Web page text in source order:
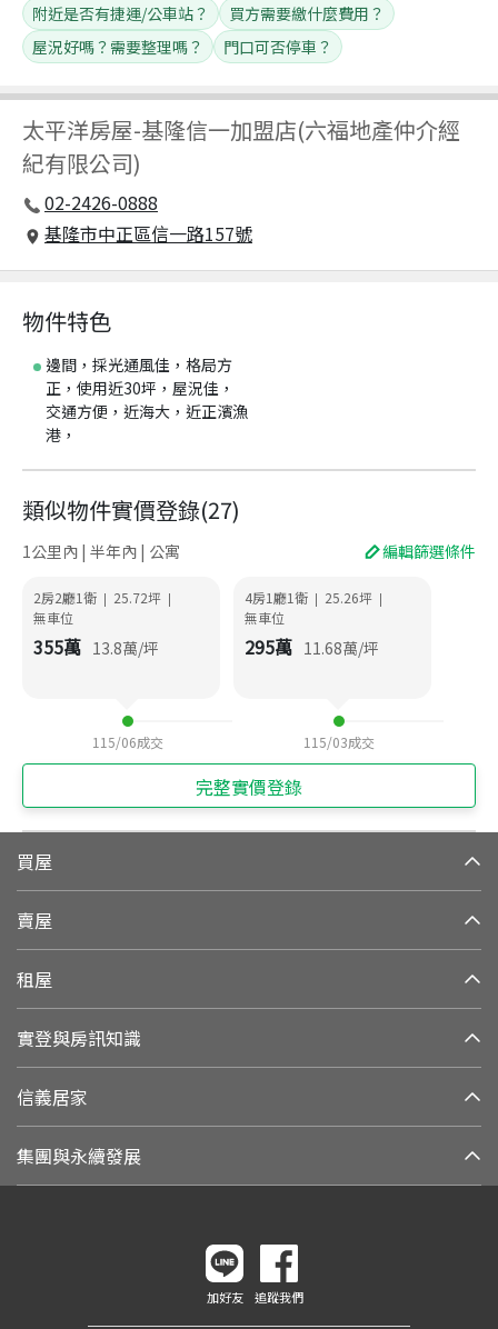
太平洋房屋-基隆信一加盟店(六福地產仲介經
紀有限公司)
02-2426-0888
基隆市中正區信一路157號
附近是否有捷運/公車站？
買方需要繳什麼費用？
屋況好嗎？需要整理嗎？
門口可否停車？
物件特色
邊間，採光通風佳，格局方
正，使用近30坪，屋況佳，
交通方便，近海大，近正濱漁
港，
類似物件實價登錄(27)
1公里內 | 半年內 | 公寓 編輯篩選條件
2房2廳1衛 | 25.72坪 |
無車位
355萬 13.8萬/坪
115/06成交
4房1廳1衛 | 25.26坪 |
無車位
295萬 11.68萬/坪
115/03成交
完整實價登錄
買屋
賣屋
租屋
實登與房訊知識
信義居家
集團與永續發展
加好友 追蹤我們